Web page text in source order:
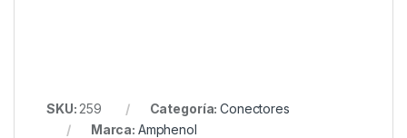
SKU: 259 Categoría:Conectores
Marca: Amphenol